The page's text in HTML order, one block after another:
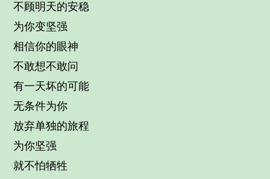
不顾明天的安稳
为你变坚强
相信你的眼神
不敢想不敢问
有一天坏的可能
无条件为你
放弃单独的旅程
为你坚强
就不怕牺牲